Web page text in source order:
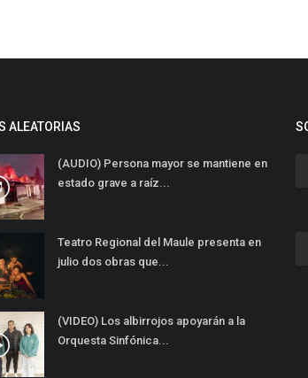
ALEATORIAS
(AUDIO) Persona mayor se mantiene en
estado grave a raíz...
Teatro Regional del Maule presenta en
julio dos obras que...
(VIDEO) Los albirrojos apoyarán a la
Orquesta Sinfónica...